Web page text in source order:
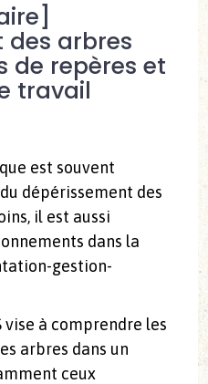
des arbres
de repères et
travail
est souvent
dépérissement des
il est aussi
dans la
gestion-
vise à comprendre les
arbres dans un
ceux